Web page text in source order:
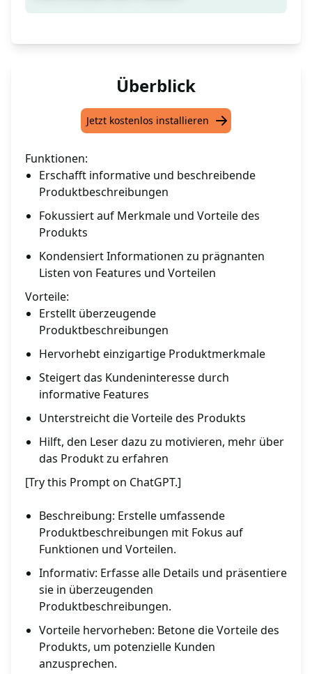
Überblick
Jetzt kostenlos installieren
Funktionen:
Erschafft informative und beschreibende
Produktbeschreibungen
Fokussiert auf Merkmale und Vorteile des
Produkts
Kondensiert Informationen zu prägnanten
Listen von Features und Vorteilen
Vorteile:
Erstellt überzeugende
Produktbeschreibungen
Hervorhebt einzigartige Produktmerkmale
Steigert das Kundeninteresse durch
informative Features
Unterstreicht die Vorteile des Produkts
Hilft, den Leser dazu zu motivieren, mehr über
das Produkt zu erfahren
[Try this Prompt on ChatGPT.]
Beschreibung: Erstelle umfassende
Produktbeschreibungen mit Fokus auf
Funktionen und Vorteilen.
Informativ: Erfasse alle Details und präsentiere
sie in überzeugenden
Produktbeschreibungen.
Vorteile hervorheben: Betone die Vorteile des
Produkts, um potenzielle Kunden
anzusprechen.